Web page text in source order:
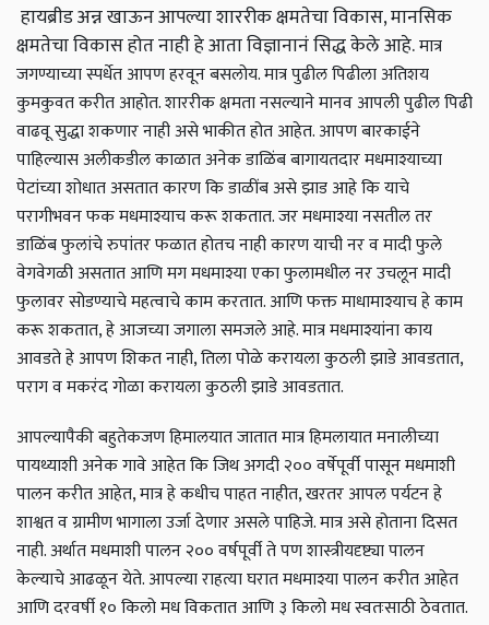
हायब्रीड अन्न खाऊन आपल्या शाररीक क्षमतेचा विकास, मानसिक
क्षमतेचा विकास होत नाही हे आता विज्ञानानं सिद्ध केले आहे.मात्र
जगण्याच्या स्पर्धेत आपण हरवून बसलोय. मात्र पुढील पिढीला अतिशय
कुमकुवत करीत आहोत. शाररीक क्षमता नसल्याने मानव आपली पुढील पिढी
वाढवू सुद्धा शकणार नाही असे भाकीत होत आहेत. आपण बारकाईने
पाहिल्यास अलीकडील काळात अनेक डाळिंब बागायतदार मधमाश्याच्या
पेटांच्या शोधात असतात कारण कि डाळींब असे झाड आहे कि याचे
परागीभवन फक मधमाश्याच करू शकतात. जर मधमाश्या नसतील तर
डाळिंब फुलांचे रुपांतर फळात होतच नाही कारण याची नर व मादी फुले
वेगवेगळी असतात आणि मग मधमाश्या एका फुलामधील नर उचलून मादी
फुलावर सोडण्याचे महत्वाचे काम करतात. आणि फक्त माधामाश्याच हे काम
करू शकतात, हे आजच्या जगाला समजले आहे. मात्र मधमाश्यांना काय
आवडते हे आपण शिकत नाही, तिला पोळे करायला कुठली झाडे आवडतात,
पराग व मकरंद गोळा करायला कुठली झाडे आवडतात.
आपल्यापैकी बहुतेकजणहिमालयात जातात मात्र हिमलायात मनालीच्या
पायथ्याशी अनेक गावे आहेत कि जिथ अगदी २०० वर्षेपूर्वी पासून मधमाशी
पालन करीत आहेत, मात्र हे कधीच पाहत नाहीत, खरतर आपल पर्यटन हे
शाश्वत व ग्रामीण भागाला उर्जा देणार असले पाहिजे. मात्र असे होताना दिसत
नाही. अर्थात मधमाशी पालन २०० वर्षपूर्वी ते पण शास्त्रीयदृष्ट्या पालन
केल्याचे आढळून येते. आपल्या राहत्या घरात मधमाश्या पालन करीत आहेत
आणि दरवर्षी १० किलो मध विकतात आणि ३ किलो मध स्वतःसाठी ठेवतात.